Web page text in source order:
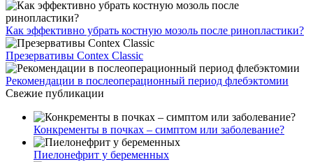
Как эффективно убрать костную мозоль после ринопластики?
Презервативы Contex Classic
Рекомендации в послеоперационный период флебэктомии
Свежие публикации
Конкременты в почках – симптом или заболевание?
Пиелонефрит у беременных